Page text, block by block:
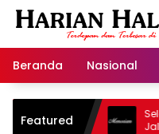
Langsung
Beranda
Nasional
Featured
Warisan
Selamat
Jalan